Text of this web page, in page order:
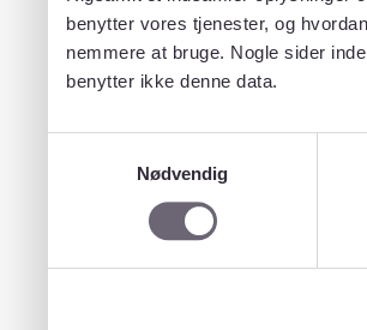
benytter vores tjenester, og
nemmere at bruge. Nogle sider
benytter ikke denne data.
Nødvendig